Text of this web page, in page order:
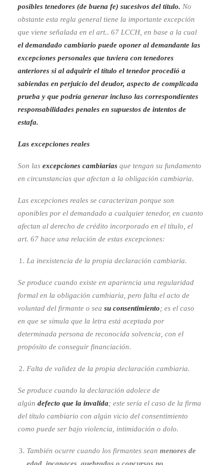
posibles tenedores (de buena fe) sucesivos del título. No
obstante esta regla general tiene la importante excepción
que viene señalada en el art.. 67 LCCH, en base a la cual
el demandado cambiario puede oponer al demandante las
excepciones personales que tuviera con tenedores
anteriores si al adquirir el título el tenedor procedió a
sabiendas en perjuicio del deudor, aspecto de complicada
prueba y que podría generar incluso las correspondientes
responsabilidades penales en supuestos de intentos de
estafa.
Las excepciones reales
Son las excepciones cambiarias que tengan su fundamento
en circunstancias que afectan a la obligación cambiaria.
Las excepciones reales se caracterizan porque son
oponibles por el demandado a cualquier tenedor, en cuanto
afectan al derecho de crédito incorporado en el título, el
art. 67 hace una relación de estas excepciones:
La inexistencia de la propia declaración cambiaria.
Se produce cuando existe en apariencia una regularidad
formal en la obligación cambiaria, pero falta el acto de
voluntad del firmante o sea su consentimiento; es el caso
en que se simula que la letra está aceptada por
determinada persona de reconocida solvencia, con el
propósito de conseguir financiación.
Falta de validez de la propia declaración cambiaria.
Se produce cuando la declaración adolece de
algún defecto que la invalida; este sería el caso de la firma
del título cambiario con algún vicio del consentimiento
como puede ser bajo violencia, intimidación o dolo.
También ocurre cuando los firmantes sean menores de